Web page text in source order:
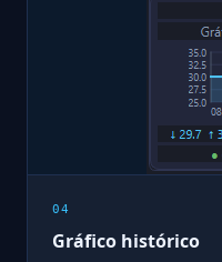
04
Gráfico histórico